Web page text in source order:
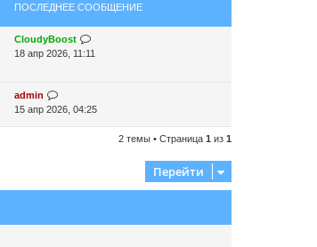
ПОСЛЕДНЕЕ СООБЩЕНИЕ
CloudyBoost
18 апр 2026, 11:11
admin
15 апр 2026, 04:25
2 темы • Страница 1 из 1
Перейти